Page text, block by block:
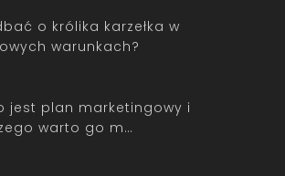
o królika karzełka w
warunkach?
jest plan marketingowy i
warto go m…